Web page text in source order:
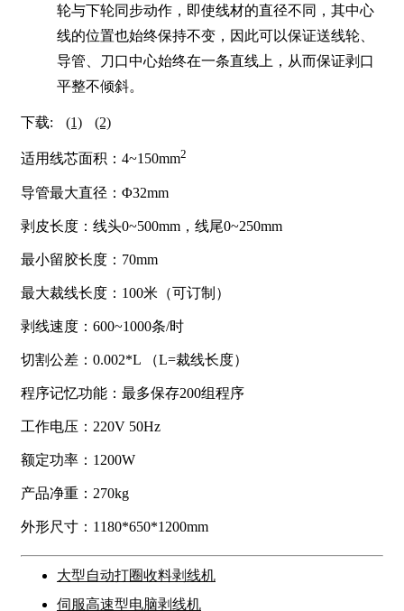
轮与下轮同步动作，即使线材的直径不同，其中心
线的位置也始终保持不变，因此可以保证送线轮、
导管、刀口中心始终在一条直线上，从而保证剥口
平整不倾斜。
下载: (1) (2)
适用线芯面积：4~150mm2
导管最大直径：Φ32mm
剥皮长度：线头0~500mm，线尾0~250mm
最小留胶长度：70mm
最大裁线长度：100米（可订制）
剥线速度：600~1000条/时
切割公差：0.002*L （L=裁线长度）
程序记忆功能：最多保存200组程序
工作电压：220V 50Hz
额定功率：1200W
产品净重：270kg
外形尺寸：1180*650*1200mm
大型自动打圈收料剥线机
伺服高速型电脑剥线机